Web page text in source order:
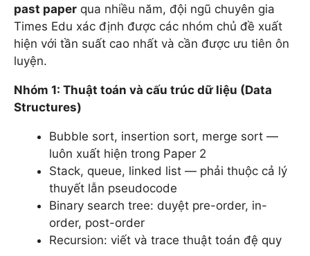
past paper qua nhiều năm, đội ngũ chuyên gia
Times Edu xác định được các nhóm chủ đề xuất
hiện với tần suất cao nhất và cần được ưu tiên ôn
luyện.
Nhóm 1: Thuật toán và cấu trúc dữ liệu (Data
Structures)
Bubble sort, insertion sort, merge sort —
luôn xuất hiện trong Paper 2
Stack, queue, linked list — phải thuộc cả lý
thuyết lẫn pseudocode
Binary search tree: duyệt pre-order, in-
order, post-order
Recursion: viết và trace thuật toán đệ quy